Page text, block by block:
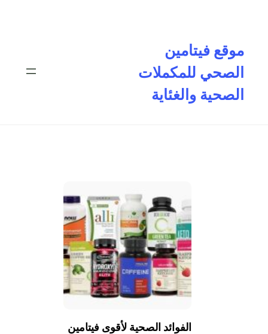
موقع فيتامين
الصحي للمكملات
الصحية والغئاية
الفوائد الصحية لأقوى فيتامين